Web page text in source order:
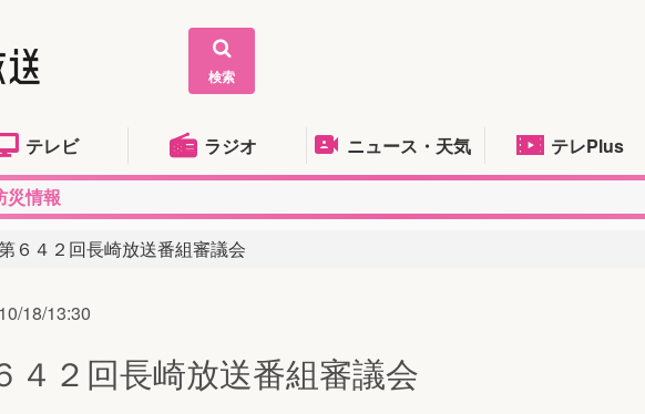
検索
テレビ ラジオ ニュース・天気 テレPlus
災情報
６４２回長崎放送番組審議会
18/13:30
４２回長崎放送番組審議会